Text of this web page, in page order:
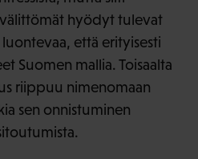
hyödyt tulevat
että erityisesti
Suomen mallia. Toisaalta
riippuu nimenomaan
sen onnistuminen